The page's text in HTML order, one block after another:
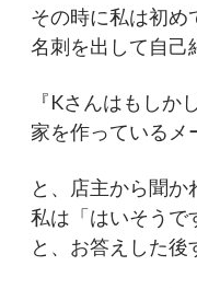
その時に私は初め
名刺を出して自己
『Kさんはもしか
家を作っているメ
と、店主から聞か
私は「はいそうで
と、お答えした後